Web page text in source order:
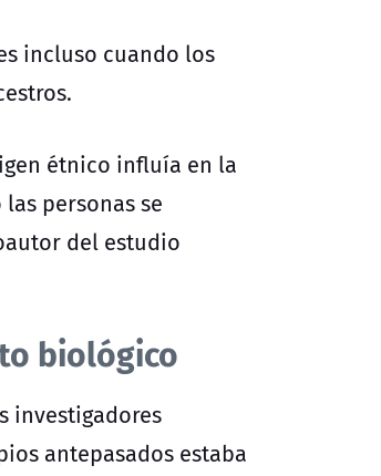
incluso cuando los
étnico influía en la
personas se
del estudio
biológico
investigadores
antepasados estaba